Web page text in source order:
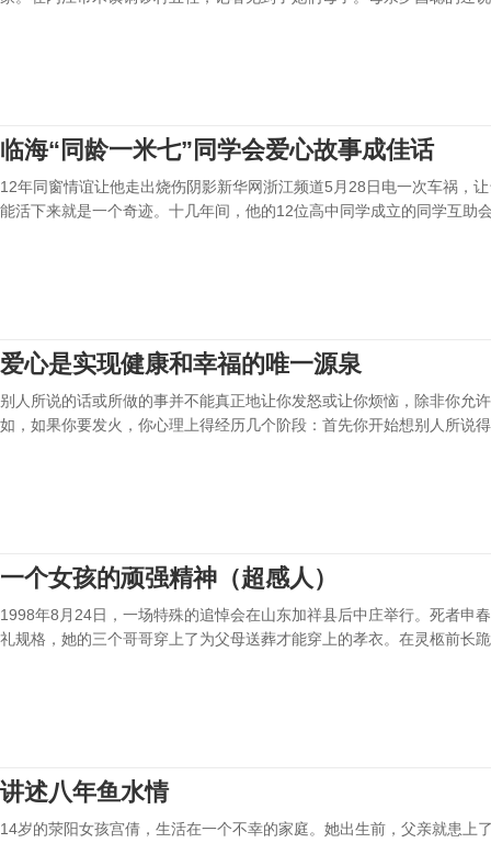
临海“同龄一米七”同学会爱心故事成佳话
12年同窗情谊让他走出烧伤阴影新华网浙江频道5月28日电一次车祸，
能活下来就是一个奇迹。十几年间，他的12位高中同学成立的同学互助
爱心是实现健康和幸福的唯一源泉
别人所说的话或所做的事并不能真正地让你发怒或让你烦恼，除非你允
如，如果你要发火，你心理上得经历几个阶段：首先你开始想别人所说
一个女孩的顽强精神（超感人）
1998年8月24日，一场特殊的追悼会在山东加祥县后中庄举行。死者申
礼规格，她的三个哥哥穿上了为父母送葬才能穿上的孝衣。在灵柩前长
讲述八年鱼水情
14岁的荥阳女孩宫倩，生活在一个不幸的家庭。她出生前，父亲就患上